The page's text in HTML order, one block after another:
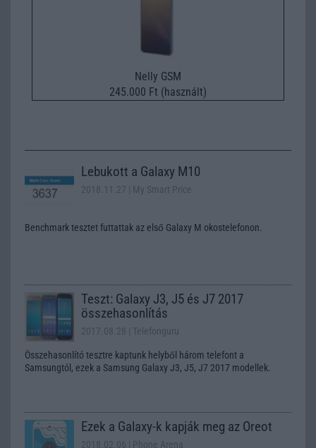
Nelly GSM
245.000 Ft (használt)
Lebukott a Galaxy M10
2018.11.27 | My Smart Price
Benchmark tesztet futtattak az első Galaxy M okostelefonon.
Teszt: Galaxy J3, J5 és J7 2017
összehasonlítás
2017.08.28 | Telefonguru
Összehasonlító tesztre kaptunk helyből három telefont a
Samsungtól, ezek a Samsung Galaxy J3, J5, J7 2017 modellek.
Ezek a Galaxy-k kapják meg az Oreot
2018.02.06 | Phone Arena